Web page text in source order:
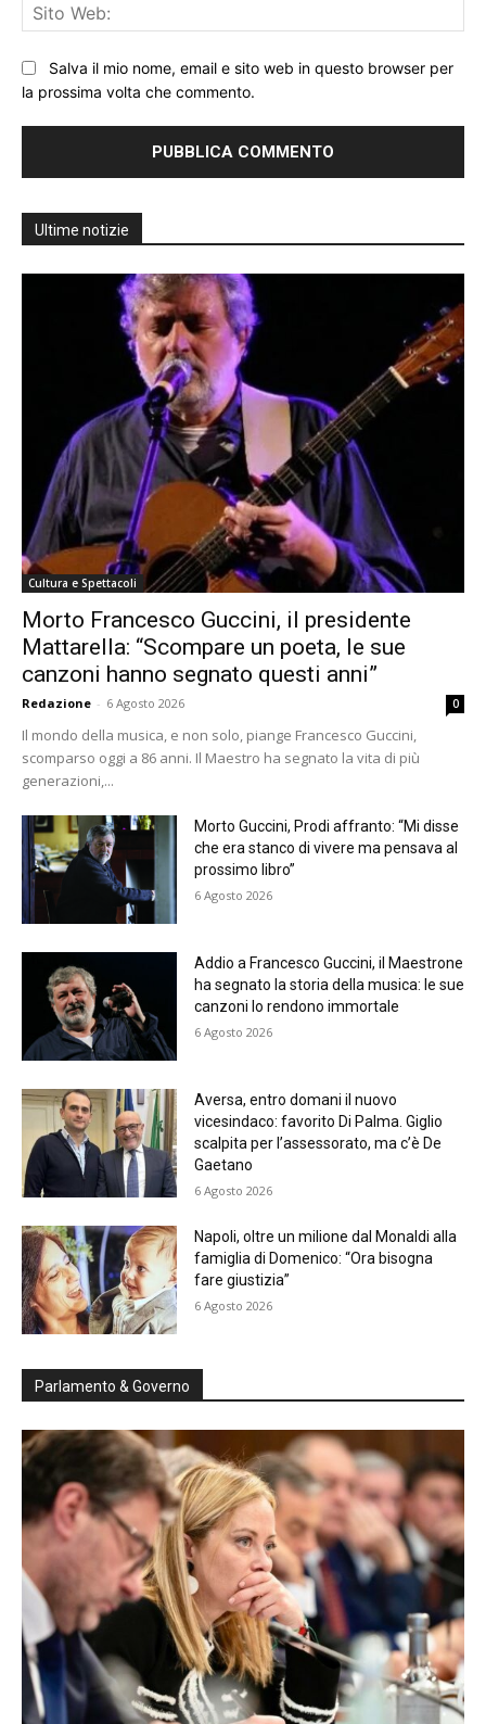
Salva il mio nome, email e sito web in questo browser per
la prossima volta che commento.
Ultime notizie
Cultura e Spettacoli
Morto Francesco Guccini, il presidente
Mattarella: “Scompare un poeta, le sue
canzoni hanno segnato questi anni”
Redazione - 6 Agosto 2026 0
Il mondo della musica, e non solo, piange Francesco Guccini,
scomparso oggi a 86 anni. Il Maestro ha segnato la vita di più
generazioni,...
Morto Guccini, Prodi affranto: “Mi disse
che era stanco di vivere ma pensava al
prossimo libro”
6 Agosto 2026
Addio a Francesco Guccini, il Maestrone
ha segnato la storia della musica: le sue
canzoni lo rendono immortale
6 Agosto 2026
Aversa, entro domani il nuovo
vicesindaco: favorito Di Palma. Giglio
scalpita per l’assessorato, ma c’è De
Gaetano
6 Agosto 2026
Napoli, oltre un milione dal Monaldi alla
famiglia di Domenico: “Ora bisogna
fare giustizia”
6 Agosto 2026
Parlamento & Governo